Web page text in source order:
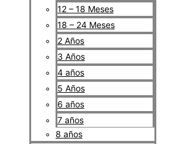
12 – 18 Meses
18 – 24 Meses
2 Años
3 Años
4 años
5 Años
6 años
7 años
8 años